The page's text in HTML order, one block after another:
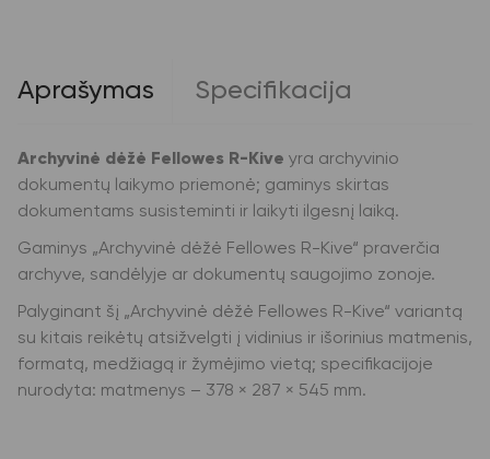
dangčiu,
pilkos
Aprašymas Specifikacija
Archyvinė dėžė Fellowes R-Kive yra archyvinio
dokumentų laikymo priemonė; gaminys skirtas
dokumentams susisteminti ir laikyti ilgesnį laiką.
Gaminys „Archyvinė dėžė Fellowes R-Kive“ praverčia
archyve, sandėlyje ar dokumentų saugojimo zonoje.
Palyginant šį „Archyvinė dėžė Fellowes R-Kive“ variantą
su kitais reikėtų atsižvelgti į vidinius ir išorinius matmenis,
formatą, medžiagą ir žymėjimo vietą; specifikacijoje
nurodyta: matmenys – 378 × 287 × 545 mm.